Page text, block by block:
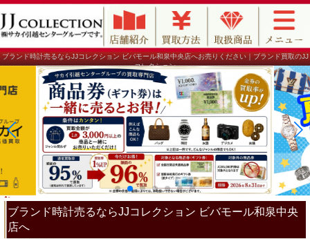
ブランド時計売るならJJコレクション ビバモール和泉中央店へお売りください｜ブランド買取のJJ
コレクション
ブランド時計売るならJJコレクション ビバモール和泉中央
店へ